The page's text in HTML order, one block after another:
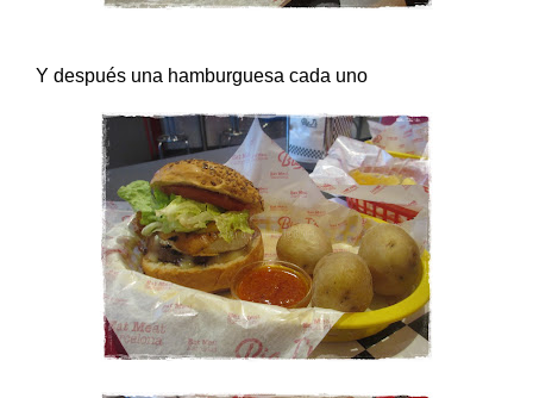
Y después una hamburguesa cada uno